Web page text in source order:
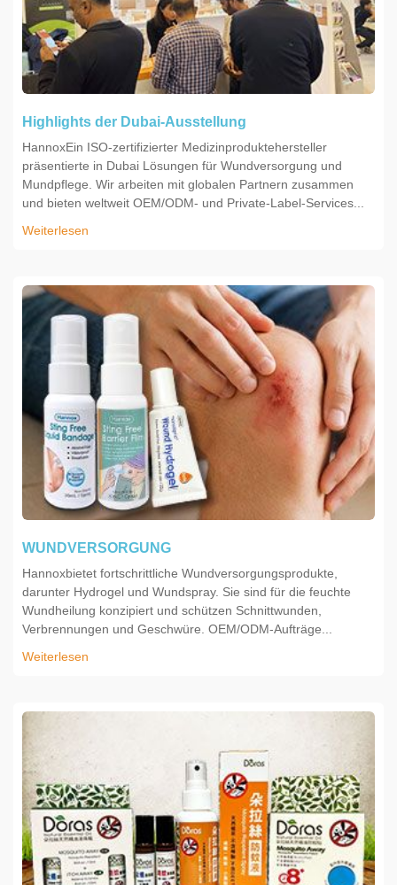
Highlights der Dubai-Ausstellung
HannoxEin ISO-zertifizierter Medizinproduktehersteller
präsentierte in Dubai Lösungen für Wundversorgung und
Mundpflege. Wir arbeiten mit globalen Partnern zusammen
und bieten weltweit OEM/ODM- und Private-Label-Services...
Weiterlesen
WUNDVERSORGUNG
Hannoxbietet fortschrittliche Wundversorgungsprodukte,
darunter Hydrogel und Wundspray. Sie sind für die feuchte
Wundheilung konzipiert und schützen Schnittwunden,
Verbrennungen und Geschwüre. OEM/ODM-Aufträge...
Weiterlesen